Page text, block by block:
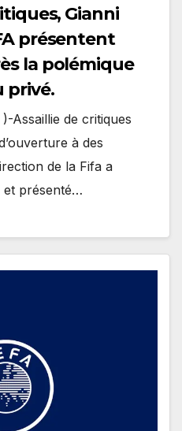
Gianni
présentent
la polémique
privé.
Assaillie de critiques
à des
de la Fifa a
et présenté…